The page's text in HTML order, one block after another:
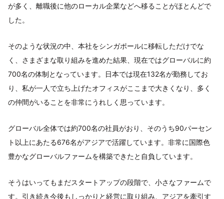
が多く、離職後に他のローカル企業などへ移ることがほとんどで
した。
そのような状況の中、本社をシンガポールに移転しただけでな
く、さまざまな取り組みを進めた結果、現在ではグローバルに約
700名の体制となっています。日本では現在132名が勤務してお
り、私が一人で立ち上げたオフィスがここまで大きくなり、多く
の仲間がいることを非常にうれしく思っています。
グローバル全体では約700名の社員がおり、そのうち90パーセン
ト以上にあたる676名がアジアで活躍しています。非常に国際色
豊かなグローバルファームを構築できたと自負しています。
そうはいってもまだスタートアップの段階で、小さなファームで
す。引き続き今後もしっかりと経営に取り組み、アジアを牽引す